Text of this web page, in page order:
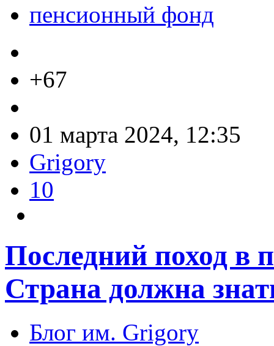
пенсионный фонд
+67
01 марта 2024, 12:35
Grigory
10
Последний поход в
Страна должна
Блог им. Grigory